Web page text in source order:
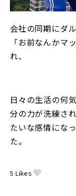
会社の同期にダ
「お前なんかマ
れ、
日々の生活の何
分の力が洗練さ
たいな感情にな
た。
5 Likes